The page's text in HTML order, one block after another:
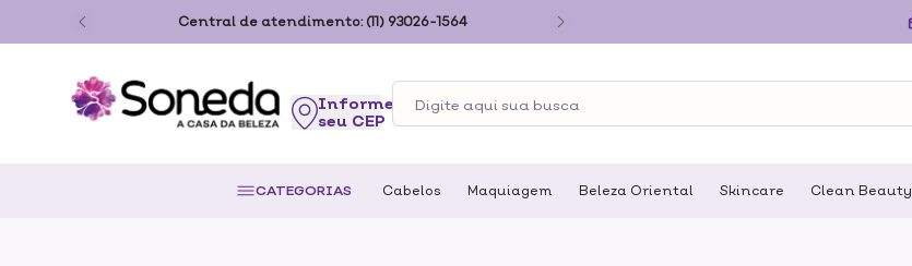
Central de atendimento: (11) 93026-1564
seu CEP
CATEGORIAS Cabelos Maquiagem Beleza Oriental Skincare Clean Beauty